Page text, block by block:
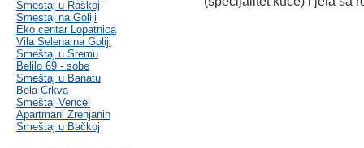
Smestaj u Raškoj
Smestaj na Goliji
Eko centar Lopatnica
Vila Selena na Goliji
Smeštaj u Sremu
Belilo 69 - sobe
Smeštaj u Banatu
Bela Crkva
Smeštaj Vencel
Apartmani Zrenjanin
Smeštaj u Bačkoj